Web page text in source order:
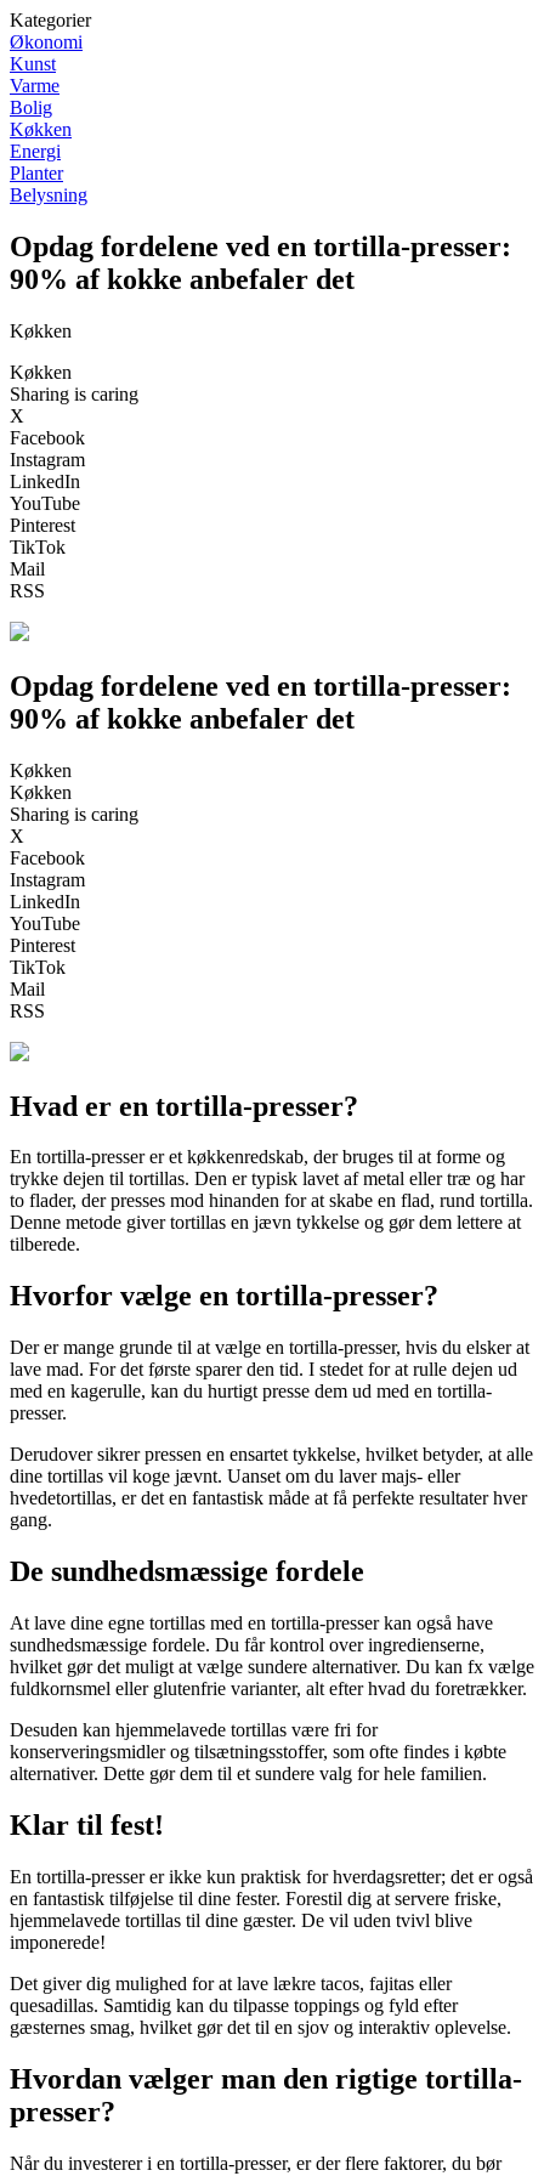
Kategorier
Økonomi
Kunst
Varme
Bolig
Køkken
Energi
Planter
Belysning
Opdag fordelene ved en tortilla-presser:
90% af kokke anbefaler det
Køkken
Køkken
Sharing is caring
X
Facebook
Instagram
LinkedIn
YouTube
Pinterest
TikTok
Mail
RSS
Opdag fordelene ved en tortilla-presser:
90% af kokke anbefaler det
Køkken
Køkken
Sharing is caring
X
Facebook
Instagram
LinkedIn
YouTube
Pinterest
TikTok
Mail
RSS
Hvad er en tortilla-presser?
En tortilla-presser er et køkkenredskab, der bruges til at forme og
trykke dejen til tortillas. Den er typisk lavet af metal eller træ og har
to flader, der presses mod hinanden for at skabe en flad, rund tortilla.
Denne metode giver tortillas en jævn tykkelse og gør dem lettere at
tilberede.
Hvorfor vælge en tortilla-presser?
Der er mange grunde til at vælge en tortilla-presser, hvis du elsker at
lave mad. For det første sparer den tid. I stedet for at rulle dejen ud
med en kagerulle, kan du hurtigt presse dem ud med en tortilla-
presser.
Derudover sikrer pressen en ensartet tykkelse, hvilket betyder, at alle
dine tortillas vil koge jævnt. Uanset om du laver majs- eller
hvedetortillas, er det en fantastisk måde at få perfekte resultater hver
gang.
De sundhedsmæssige fordele
At lave dine egne tortillas med en tortilla-presser kan også have
sundhedsmæssige fordele. Du får kontrol over ingredienserne,
hvilket gør det muligt at vælge sundere alternativer. Du kan fx vælge
fuldkornsmel eller glutenfrie varianter, alt efter hvad du foretrækker.
Desuden kan hjemmelavede tortillas være fri for
konserveringsmidler og tilsætningsstoffer, som ofte findes i købte
alternativer. Dette gør dem til et sundere valg for hele familien.
Klar til fest!
En tortilla-presser er ikke kun praktisk for hverdagsretter; det er også
en fantastisk tilføjelse til dine fester. Forestil dig at servere friske,
hjemmelavede tortillas til dine gæster. De vil uden tvivl blive
imponerede!
Det giver dig mulighed for at lave lækre tacos, fajitas eller
quesadillas. Samtidig kan du tilpasse toppings og fyld efter
gæsternes smag, hvilket gør det til en sjov og interaktiv oplevelse.
Hvordan vælger man den rigtige tortilla-
presser?
Når du investerer i en tortilla-presser, er der flere faktorer, du bør